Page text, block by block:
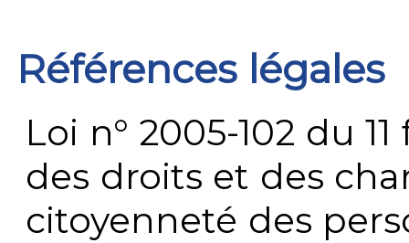
Références légales
Loi n° 2005-102 du
des droits et des
citoyenneté des